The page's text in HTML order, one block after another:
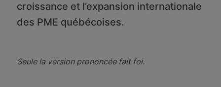
croissance et l’expansion internationale
des PME québécoises.
Seule la version prononcée fait foi.